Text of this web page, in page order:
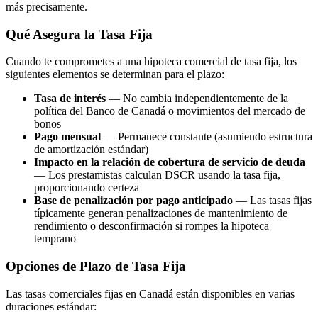
más precisamente.
Qué Asegura la Tasa Fija
Cuando te comprometes a una hipoteca comercial de tasa fija, los
siguientes elementos se determinan para el plazo:
Tasa de interés — No cambia independientemente de la
política del Banco de Canadá o movimientos del mercado de
bonos
Pago mensual — Permanece constante (asumiendo estructura
de amortización estándar)
Impacto en la relación de cobertura de servicio de deuda
— Los prestamistas calculan DSCR usando la tasa fija,
proporcionando certeza
Base de penalización por pago anticipado — Las tasas fijas
típicamente generan penalizaciones de mantenimiento de
rendimiento o desconfirmación si rompes la hipoteca
temprano
Opciones de Plazo de Tasa Fija
Las tasas comerciales fijas en Canadá están disponibles en varias
duraciones estándar: